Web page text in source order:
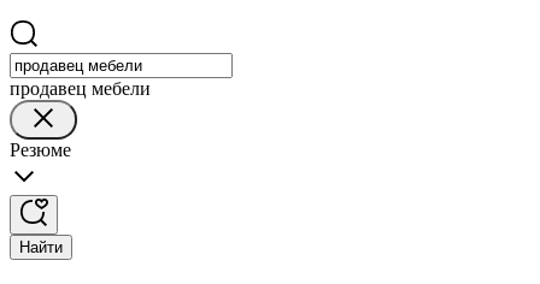
продавец мебели
Резюме
Найти